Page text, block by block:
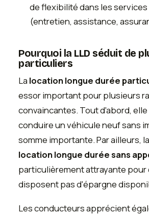
de flexibilité dans les
(entretien, assistance,
Pourquoi la LLD séduit de
particuliers
La location longue durée
essor important pour plusieurs
convaincantes. Tout d'abord,
conduire un véhicule neuf sans
somme importante. Par ailleurs,
location longue durée sans
particulièrement attrayante pour
disposent pas d'épargne
Les conducteurs apprécient